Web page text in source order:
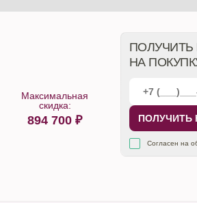
Максимальная
скидка:
894 700 ₽
НА
ПОЛУЧИТЬ
Согласен на